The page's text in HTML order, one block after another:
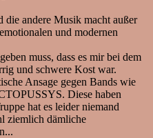
andere Musik macht außer
und modernen
muss, dass es mir bei dem
und schwere Kost war.
Ansage gegen Bands wie
Diese haben
hat es leider niemand
ziemlich dämliche